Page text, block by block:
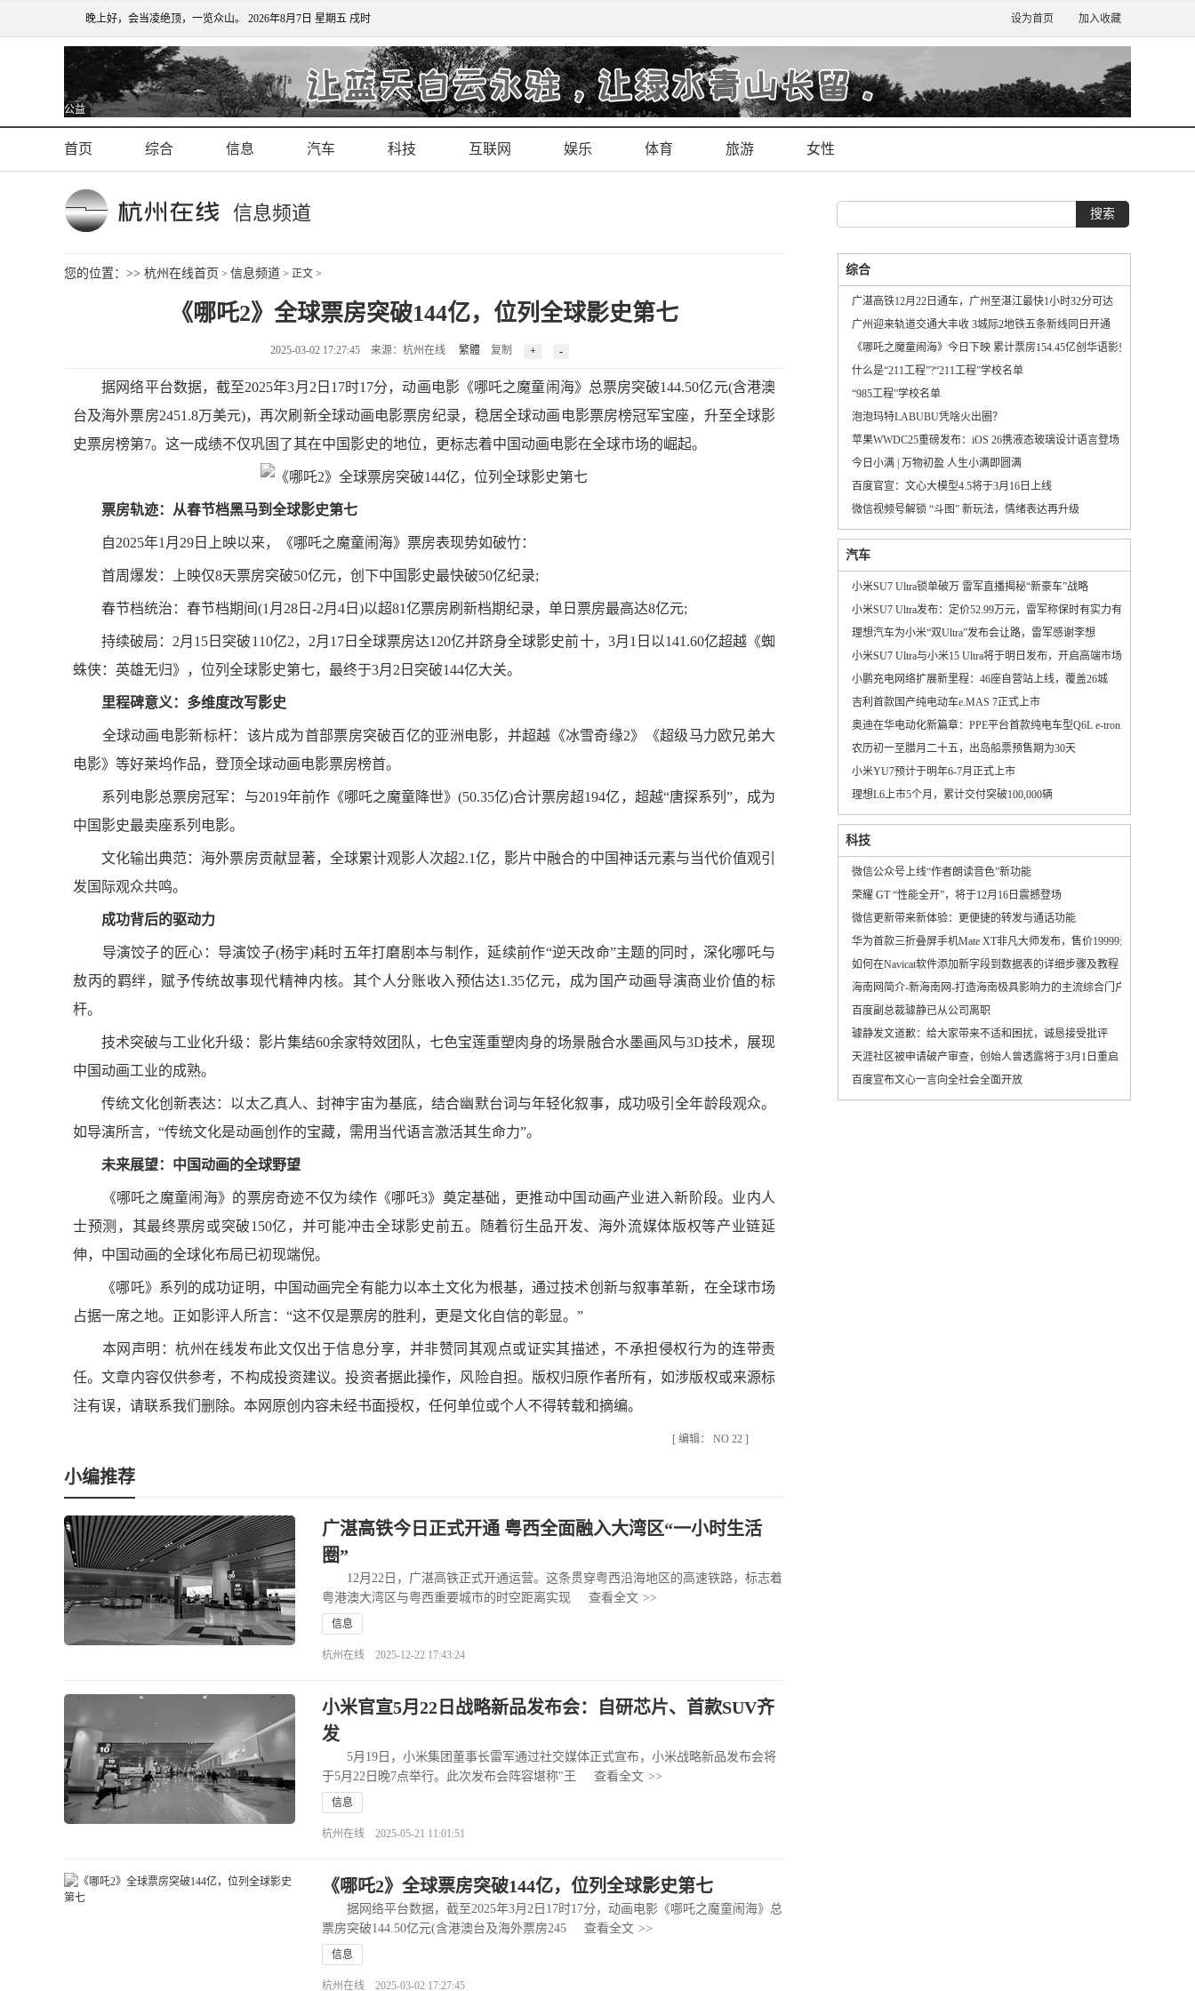
晚上好，会当凌绝顶，一览众山。 2026年8月7日 星期五 戌时 设为首页 加入收藏
公益
首页 综合 信息 汽车 科技 互联网 娱乐 体育 旅游 女性
信息频道
您的位置：>> 杭州在线首页 > 信息频道 > 正文 >
《哪吒2》全球票房突破144亿，位列全球影史第七
2025-03-02 17:27:45 来源：杭州在线 繁體 复制
据网络平台数据，截至2025年3月2日17时17分，动画电影《哪吒之魔童闹海》总票房突破144.50亿元(含港澳
台及海外票房2451.8万美元)，再次刷新全球动画电影票房纪录，稳居全球动画电影票房榜冠军宝座，升至全球影
史票房榜第7。这一成绩不仅巩固了其在中国影史的地位，更标志着中国动画电影在全球市场的崛起。
票房轨迹：从春节档黑马到全球影史第七
自2025年1月29日上映以来，《哪吒之魔童闹海》票房表现势如破竹：
首周爆发：上映仅8天票房突破50亿元，创下中国影史最快破50亿纪录;
春节档统治：春节档期间(1月28日-2月4日)以超81亿票房刷新档期纪录，单日票房最高达8亿元;
持续破局：2月15日突破110亿2，2月17日全球票房达120亿并跻身全球影史前十，3月1日以141.60亿超越《蜘
蛛侠：英雄无归》，位列全球影史第七，最终于3月2日突破144亿大关。
里程碑意义：多维度改写影史
全球动画电影新标杆：该片成为首部票房突破百亿的亚洲电影，并超越《冰雪奇缘2》《超级马力欧兄弟大
电影》等好莱坞作品，登顶全球动画电影票房榜首。
系列电影总票房冠军：与2019年前作《哪吒之魔童降世》(50.35亿)合计票房超194亿，超越“唐探系列”，成为
中国影史最卖座系列电影。
文化输出典范：海外票房贡献显著，全球累计观影人次超2.1亿，影片中融合的中国神话元素与当代价值观引
发国际观众共鸣。
成功背后的驱动力
导演饺子的匠心：导演饺子(杨宇)耗时五年打磨剧本与制作，延续前作“逆天改命”主题的同时，深化哪吒与
敖丙的羁绊，赋予传统故事现代精神内核。其个人分账收入预估达1.35亿元，成为国产动画导演商业价值的标
杆。
技术突破与工业化升级：影片集结60余家特效团队，七色宝莲重塑肉身的场景融合水墨画风与3D技术，展现
中国动画工业的成熟。
传统文化创新表达：以太乙真人、封神宇宙为基底，结合幽默台词与年轻化叙事，成功吸引全年龄段观众。
如导演所言，“传统文化是动画创作的宝藏，需用当代语言激活其生命力”。
未来展望：中国动画的全球野望
《哪吒之魔童闹海》的票房奇迹不仅为续作《哪吒3》奠定基础，更推动中国动画产业进入新阶段。业内人
士预测，其最终票房或突破150亿，并可能冲击全球影史前五。随着衍生品开发、海外流媒体版权等产业链延
伸，中国动画的全球化布局已初现端倪。
《哪吒》系列的成功证明，中国动画完全有能力以本土文化为根基，通过技术创新与叙事革新，在全球市场
占据一席之地。正如影评人所言：“这不仅是票房的胜利，更是文化自信的彰显。”
本网声明：杭州在线发布此文仅出于信息分享，并非赞同其观点或证实其描述，不承担侵权行为的连带责
任。文章内容仅供参考，不构成投资建议。投资者据此操作，风险自担。版权归原作者所有，如涉版权或来源标
注有误，请联系我们删除。本网原创内容未经书面授权，任何单位或个人不得转载和摘编。
[ 编辑： NO 22 ]
小编推荐
广湛高铁今日正式开通 粤西全面融入大湾区“一小时生活
圈”
12月22日，广湛高铁正式开通运营。这条贯穿粤西沿海地区的高速铁路，标志着
粤港澳大湾区与粤西重要城市的时空距离实现
查看全文 >>
信息
杭州在线 2025-12-22 17:43:24
小米官宣5月22日战略新品发布会：自研芯片、首款SUV齐
发
5月19日，小米集团董事长雷军通过社交媒体正式宣布，小米战略新品发布会将
于5月22日晚7点举行。此次发布会阵容堪称"王
查看全文 >>
信息
杭州在线 2025-05-21 11:01:51
《哪吒2》全球票房突破144亿，位列全球影史第七
据网络平台数据，截至2025年3月2日17时17分，动画电影《哪吒之魔童闹海》总
票房突破144.50亿元(含港澳台及海外票房245
查看全文 >>
信息
杭州在线 2025-03-02 17:27:45
综合
广湛高铁12月22日通车，广州至湛江最快1小时32分可达
广州迎来轨道交通大丰收 3城际2地铁五条新线同日开通
《哪吒之魔童闹海》今日下映 累计票房154.45亿创华语影史新纪录
什么是“211工程”?“211工程”学校名单
“985工程”学校名单
泡泡玛特LABUBU凭啥火出圈？
苹果WWDC25重磅发布：iOS 26携液态玻璃设计语言登场
今日小满 | 万物初盈 人生小满即圆满
百度官宣：文心大模型4.5将于3月16日上线
微信视频号解锁 “斗图” 新玩法，情绪表达再升级
汽车
小米SU7 Ultra锁单破万 雷军直播揭秘“新豪车”战略
小米SU7 Ultra发布：定价52.99万元，雷军称保时有实力有格局
理想汽车为小米“双Ultra”发布会让路，雷军感谢李想
小米SU7 Ultra与小米15 Ultra将于明日发布，开启高端市场新篇章
小鹏充电网络扩展新里程：46座自营站上线，覆盖26城
吉利首款国产纯电动车e.MAS 7正式上市
奥迪在华电动化新篇章：PPE平台首款纯电车型Q6L e-tron正式投产
农历初一至腊月二十五，出岛船票预售期为30天
小米YU7预计于明年6-7月正式上市
理想L6上市5个月，累计交付突破100,000辆
科技
微信公众号上线“作者朗读音色”新功能
荣耀 GT “性能全开”，将于12月16日震撼登场
微信更新带来新体验：更便捷的转发与通话功能
华为首款三折叠屏手机Mate XT非凡大师发布，售价19999元起
如何在Navicat软件添加新字段到数据表的详细步骤及教程
海南网简介-新海南网-打造海南极具影响力的主流综合门户网站
百度副总裁璩静已从公司离职
璩静发文道歉：给大家带来不适和困扰，诚恳接受批评
天涯社区被申请破产审查，创始人曾透露将于3月1日重启
百度宣布文心一言向全社会全面开放